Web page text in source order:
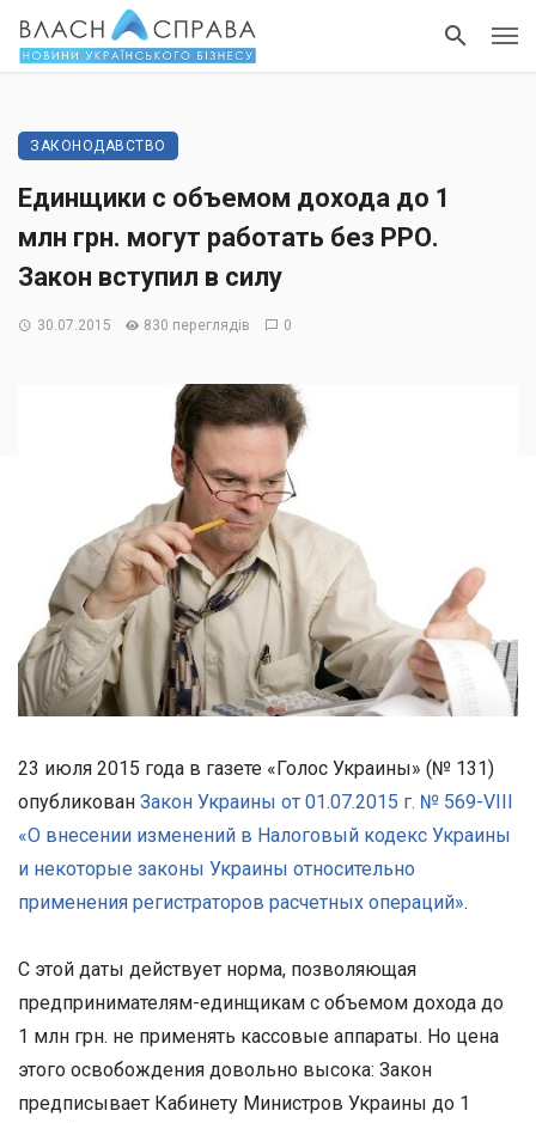
ЗАКОНОДАВСТВО
Единщики с объемом дохода до 1
млн грн. могут работать без РРО.
Закон вступил в силу
30.07.2015 830 переглядів 0
23 июля 2015 года в газете «Голос Украины» (№ 131)
опубликован Закон Украины от 01.07.2015 г. № 569-VIII
«О внесении изменений в Налоговый кодекс Украины
и некоторые законы Украины относительно
применения регистраторов расчетных операций».
С этой даты действует норма, позволяющая
предпринимателям-единщикам с объемом дохода до
1 млн грн. не применять кассовые аппараты. Но цена
этого освобождения довольно высока: Закон
предписывает Кабинету Министров Украины до 1